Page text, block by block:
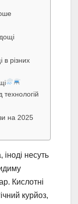
в різних
на 2025
несуть
Кислотні
курйоз,